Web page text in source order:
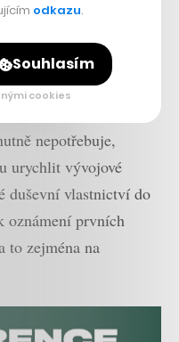
od Evropské
milionů eur, přibližně
sice Rohlík
nepotřebuje,
urychlit vývojové
duševní vlastnictví do
oznámení prvních
to zejména na
odkazu.
Souhlasím
cookies